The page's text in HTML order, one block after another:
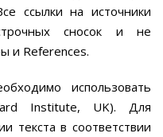
ссылки на источники
сносок и не
и References.
использовать
Institute, UK). Для
текста в соответствии